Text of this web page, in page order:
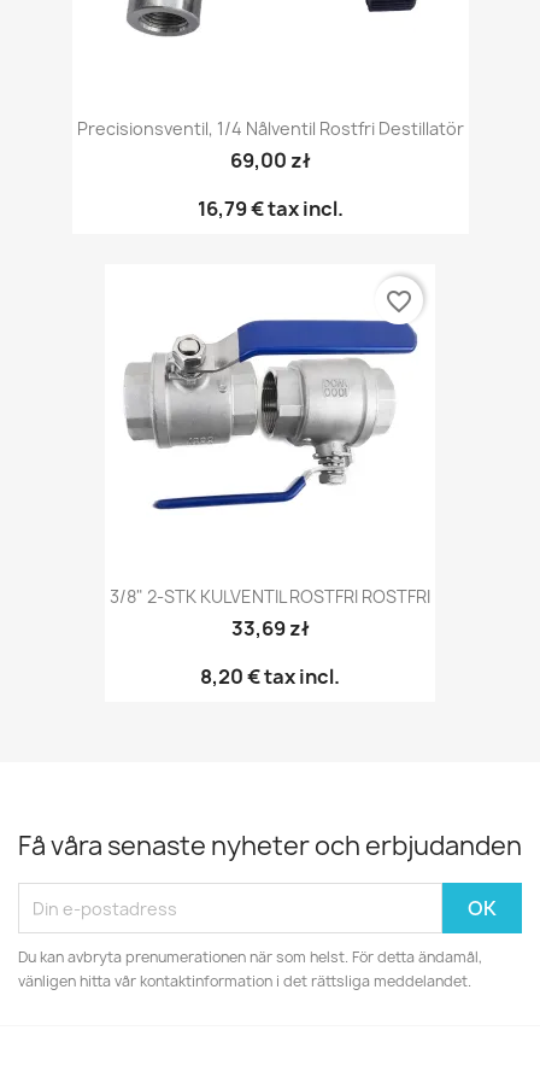
Precisionsventil, 1/4 Nålventil Rostfri Destillatör
69,00 zł
16,79 €tax incl.
3/8" 2-STK KULVENTIL ROSTFRI ROSTFRI
33,69 zł
8,20 €tax incl.
favorite_border
Få våra senaste nyheter och erbjudanden
Du kan avbryta prenumerationen när som helst. För detta ändamål,
vänligen hitta vår kontaktinformation i det rättsliga meddelandet.